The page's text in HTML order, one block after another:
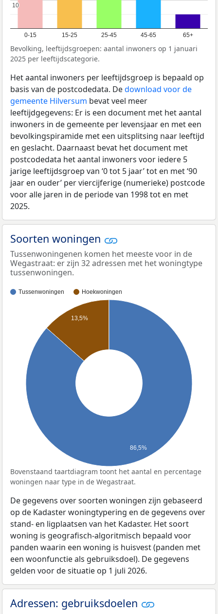
0-15 15-25 25-45 45-65 65+
10
10
Bevolking, leeftijdsgroepen: aantal inwoners op 1 januari
2025 per leeftijdscategorie.
Het aantal inwoners per leeftijdsgroep is bepaald op
basis van de postcodedata. Dedownload voor de
gemeente Hilversum bevat veel meer
leeftijdgegevens: Er is een document met het aantal
inwoners in de gemeente per levensjaar en met een
bevolkingspiramide met een uitsplitsing naar leeftijd
en geslacht. Daarnaast bevat het document met
postcodedata het aantal inwoners voor iedere 5
jarige leeftijdsgroep van ‘0 tot 5 jaar’ tot en met ‘90
jaar en ouder’ per viercijferige (numerieke) postcode
voor alle jaren in de periode van 1998 tot en met
2025.
Soorten woningen
Tussenwoningenen komen het meeste voor in de
Wegastraat: er zijn 32 adressen met het woningtype
tussenwoningen.
Tussenwoningen Hoekwoningen
13,5%
86,5%
Bovenstaand taartdiagram toont het aantal en percentage
woningen naar type in de Wegastraat.
De gegevens over soorten woningen zijn gebaseerd
op de Kadaster woningtypering en de gegevens over
stand- en ligplaatsen van het Kadaster. Het soort
woning is geografisch-algoritmisch bepaald voor
panden waarin een woning is huisvest (panden met
een woonfunctie als gebruiksdoel). De gegevens
gelden voor de situatie op 1 juli 2026.
Adressen: gebruiksdoelen